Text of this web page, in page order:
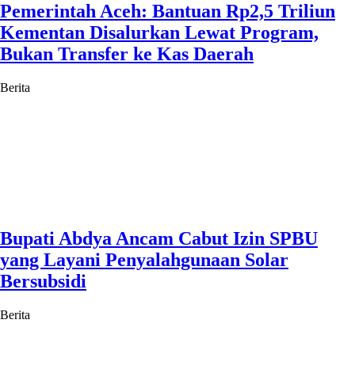
Pemerintah Aceh: Bantuan Rp2,5 Triliun
Kementan Disalurkan Lewat Program,
Bukan Transfer ke Kas Daerah
Berita
Bupati Abdya Ancam Cabut Izin SPBU
yang Layani Penyalahgunaan Solar
Bersubsidi
Berita